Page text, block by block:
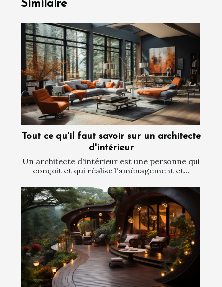
Similaire
Tout ce qu'il faut savoir sur un architecte
d'intérieur
Un architecte d'intérieur est une personne qui
conçoit et qui réalise l'aménagement et...